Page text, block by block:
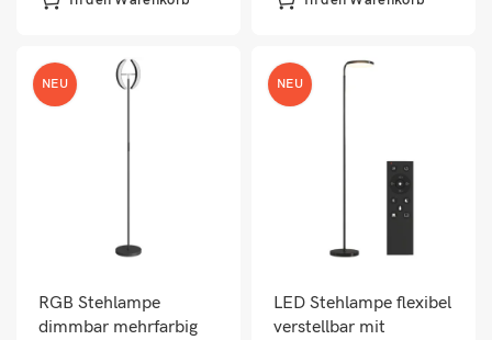
NEU
RGB Stehlampe
dimmbar mehrfarbig
NEU
LED Stehlampe flexibel
verstellbar mit